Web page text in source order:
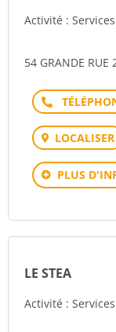
Activité :
54 GRANDE RUE
Téléphone
LOCALISER
PLUS
LE STEA
Activité :